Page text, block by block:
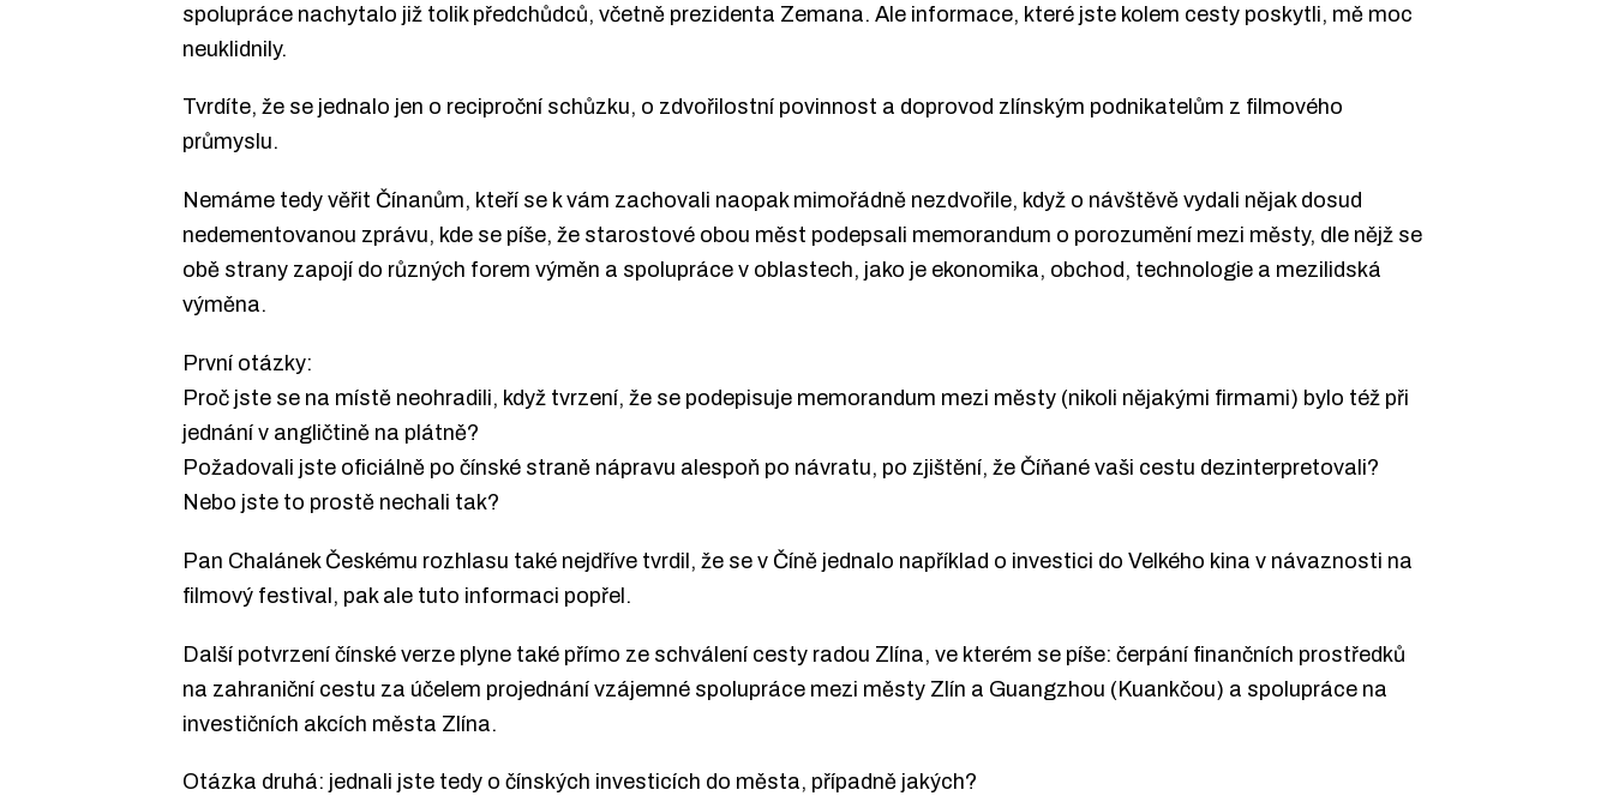
spolupráce nachytalo již tolik předchůdců, včetně prezidenta Zemana. Ale informace, které jste kolem cesty poskytli, mě moc
neuklidnily.
Tvrdíte, že se jednalo jen o reciproční schůzku, o zdvořilostní povinnost a doprovod zlínským podnikatelům z filmového
průmyslu.
Nemáme tedy věřit Čínanům, kteří se k vám zachovali naopak mimořádně nezdvořile, když o návštěvě vydali nějak dosud
nedementovanou zprávu, kde se píše, že starostové obou měst podepsali memorandum o porozumění mezi městy, dle nějž se
obě strany zapojí do různých forem výměn a spolupráce v oblastech, jako je ekonomika, obchod, technologie a mezilidská
výměna.
První otázky:
Proč jste se na místě neohradili, když tvrzení, že se podepisuje memorandum mezi městy (nikoli nějakými firmami) bylo též při
jednání v angličtině na plátně?
Požadovali jste oficiálně po čínské straně nápravu alespoň po návratu, po zjištění, že Číňané vaši cestu dezinterpretovali?
Nebo jste to prostě nechali tak?
Pan Chalánek Českému rozhlasu také nejdříve tvrdil, že se v Číně jednalo například o investici do Velkého kina v návaznosti na
filmový festival, pak ale tuto informaci popřel.
Další potvrzení čínské verze plyne také přímo ze schválení cesty radou Zlína, ve kterém se píše: čerpání finančních prostředků
na zahraniční cestu za účelem projednání vzájemné spolupráce mezi městy Zlín a Guangzhou (Kuankčou) a spolupráce na
investičních akcích města Zlína.
Otázka druhá: jednali jste tedy o čínských investicích do města, případně jakých?